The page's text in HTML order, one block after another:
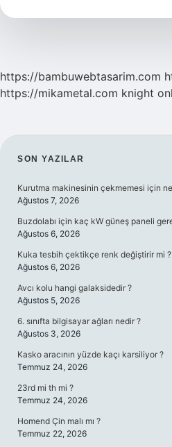
Soğuğa
https://bambuwebtasarim.com
https://mikametal.com knight
SIDEBAR
SON YAZILAR
Kurutma makinesinin çekmemesi için
Ağustos 7, 2026
Buzdolabı için kaç kW güneş paneli
Ağustos 6, 2026
Kuka tesbih çektikçe renk değiştirir mi ?
Ağustos 6, 2026
Avcı kolu hangi galaksidedir ?
Ağustos 5, 2026
6. sınıfta bilgisayar ağları nedir ?
Ağustos 3, 2026
Kasko aracının yüzde kaçı karsiliyor ?
Temmuz 24, 2026
23rd mi th mi ?
Temmuz 24, 2026
Homend Çin malı mı ?
Temmuz 22, 2026